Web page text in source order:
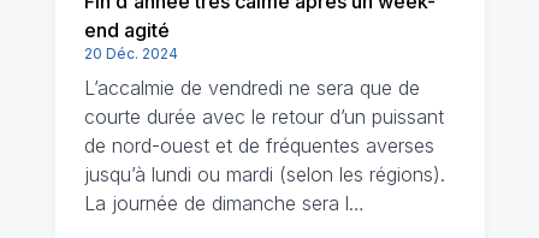
end agité
20 Déc. 2024
L’accalmie de vendredi ne sera que de
courte durée avec le retour d’un puissant
de nord-ouest et de fréquentes averses
jusqu’à lundi ou mardi (selon les régions).
La journée de dimanche sera l…